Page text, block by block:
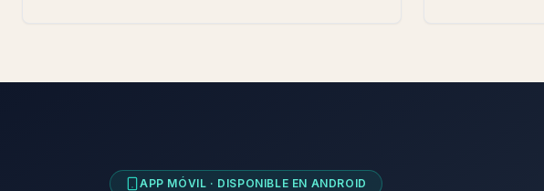
APP MÓVIL · DISPONIBLE EN ANDROID